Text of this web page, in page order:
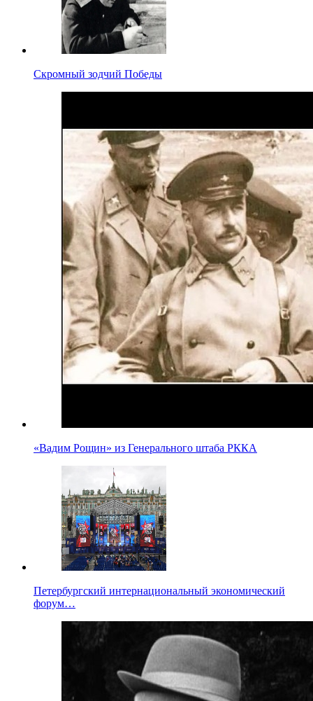
Скромный зодчий Победы
«Вадим Рощин» из Генерального штаба РККА
Петербургский интернациональный экономический
форум…